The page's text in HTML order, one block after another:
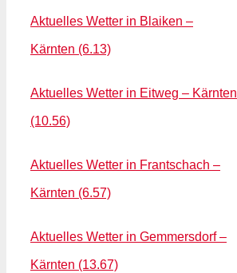
Aktuelles Wetter in Blaiken –
Kärnten (6.13)
Aktuelles Wetter in Eitweg – Kärnten
(10.56)
Aktuelles Wetter in Frantschach –
Kärnten (6.57)
Aktuelles Wetter in Gemmersdorf –
Kärnten (13.67)